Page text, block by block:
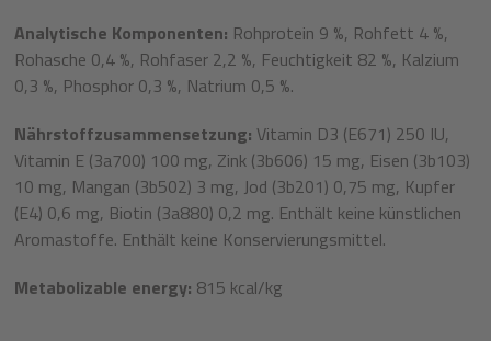
Analytische Komponenten: Rohprotein 9 %, Rohfett 4 %,
Rohasche 0,4 %, Rohfaser 2,2 %, Feuchtigkeit 82 %, Kalzium
0,3 %, Phosphor 0,3 %, Natrium 0,5 %.
Nährstoffzusammensetzung: Vitamin D3 (E671) 250 IU,
Vitamin E (3a700) 100 mg, Zink (3b606) 15 mg, Eisen (3b103)
10 mg, Mangan (3b502) 3 mg, Jod (3b201) 0,75 mg, Kupfer
(E4) 0,6 mg, Biotin (3a880) 0,2 mg. Enthält keine künstlichen
Aromastoffe. Enthält keine Konservierungsmittel.
Metabolizable energy: 815 kcal/kg